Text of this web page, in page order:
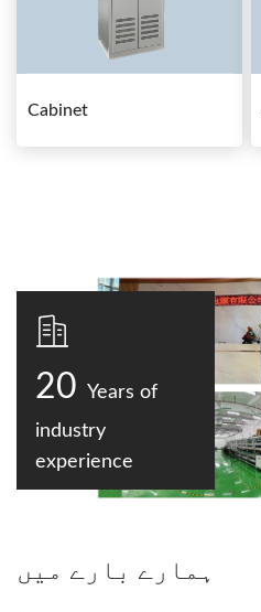
Cabinet
20 Years of
industry
experience
ہمارے بارے میں